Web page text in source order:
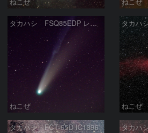
タカハシ FSQ85EDP レモン彗星
ねこぜ ねこぜ
タカハシ FCT-65D IC1396